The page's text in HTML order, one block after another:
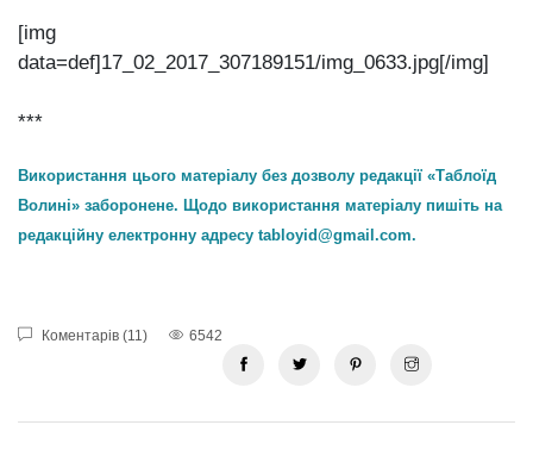
[img
data=def]17_02_2017_307189151/img_0633.jpg[/img]
***
Використання цього матеріалу без дозволу редакції «Таблоїд
Волині» заборонене. Щодо використання матеріалу пишіть на
редакційну електронну адресу tabloyid@gmail.com.
Коментарів (11) 6542